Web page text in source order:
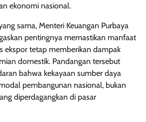
ekonomi nasional.
sama, Menteri Keuangan Purbaya
pentingnya memastikan manfaat
ekspor tetap memberikan dampak
domestik. Pandangan tersebut
bahwa kekayaan sumber daya
pembangunan nasional, bukan
diperdagangkan di pasar